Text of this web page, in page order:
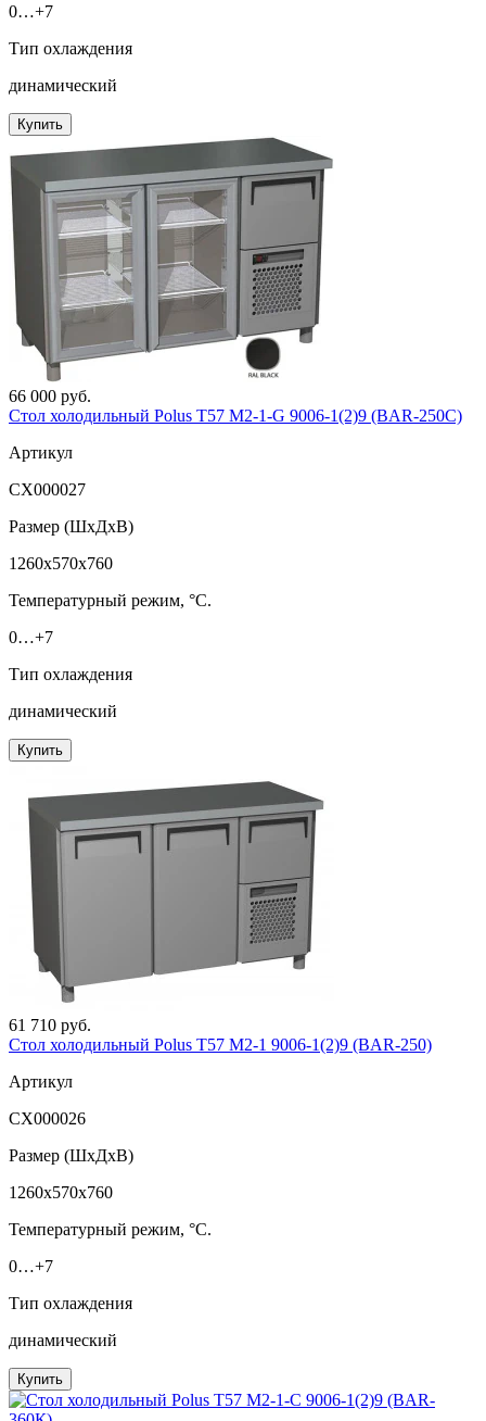
0…+7
Тип охлаждения
динамический
Купить
66 000 руб.
Стол холодильный Polus T57 M2-1-G 9006-1(2)9 (BAR-250С)
Артикул
СХ000027
Размер (ШxДхВ)
1260x570x760
Температурный режим, °C.
0…+7
Тип охлаждения
динамический
Купить
61 710 руб.
Стол холодильный Polus T57 M2-1 9006-1(2)9 (BAR-250)
Артикул
СХ000026
Размер (ШxДхВ)
1260x570x760
Температурный режим, °C.
0…+7
Тип охлаждения
динамический
Купить